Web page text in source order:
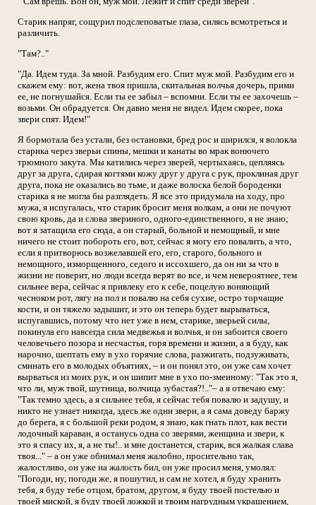
Старик напряг, сощурил подслеповатые глаза, силясь всмотреться и
различить.
"Там?.."
"Да. Идем туда. За мной. Разбудим его. Спит муж мой. Разбудим его и
скажем ему: вот, жена твоя пришла, скитальная волчья дочерь, прими
ее, не погнушайся. Если ты ее забыл – вспомни. Если ты ее захочешь –
возьми. Он обрадуется. Он давно меня не видел. Идем скорее, пока
звери спят. Идем!"
Я бормотала без устали, без остановки, бред рос и ширился, я волокла
старика через зверьи спины, мешки и канаты во мрак вонючего
трюмного закута. Мы катились через зверей, чертыхаясь, цепляясь
друг за друга, сдирая когтями кожу друг у друга с рук, проклиная друг
друга, пока не оказались во тьме, и даже волоска белой бороденки
старика я не могла бы разглядеть. Я все это придумала на ходу, про
мужа, я испугалась, что старик бросит меня волкам, а они не почуют
свою кровь, да и слова звериного, одного-единственного, я не знаю;
вот я затащила его сюда, а он старый, больной и немощный, и мне
ничего не стоит побороть его, вот, сейчас я могу его повалить, а что,
если я притворюсь возжелавшей его, его, старого, больного и
немощного, изморщенного, седого и иссохшего, да он ни за что в
жизни не поверит, но люди всегда верят во все, и чем невероятнее, тем
сильнее вера, сейчас я привлеку его к себе, поцелую воняющий
чесноком рот, лягу на пол и повалю на себя сухие, остро торчащие
кости, и он тяжело задышит, и это он теперь будет вырываться,
испугавшись, потому что нет уже в нем, старике, зверьей силы,
покинула его навсегда сила медвежья и волчья, и он забоится своего
человечьего позора и несчастья, горя времени и жизни, а я буду, как
нарочно, шептать ему в ухо горячие слова, разжигать, подзуживать,
сминать его в молодых объятиях, – и он понял это, он уже сам хочет
вырваться из моих рук, и он шипит мне в ухо по-змеиному: "Так это я,
что ли, муж твой, шутница, волчица зубастая?!.."– а я отвечаю ему:
"Так темно здесь, а я сильнее тебя, я сейчас тебя повалю и задушу, и
никто не узнает никогда, здесь же одни звери, а я сама доведу баржу
до берега, я с большой реки родом, я знаю, как гнать плот, как вести
лодочный караван, я останусь одна со зверями, женщина и звери, к
это я спасу их, я, а не ты!.. и мне достанется, старик, вся жалкая слава
твоя..." – а он уже обнимал меня жалобно, просительно так,
жалостливо, он уже на жалость бил, он уже просил меня, умолял:
"Погоди, ну, погоди же, я пошутил, н сам не хотел, я буду хранить
тебя, я буду тебе отцом, братом, другом, я буду твоей постелью и
твоей миской, я буду твоей ложкой и твоим нагрудным украшением,